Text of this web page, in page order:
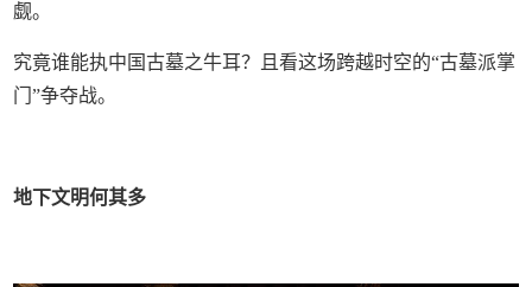
觑。
究竟谁能执中国古墓之牛耳？且看这场跨越时空的“古墓派掌
门”争夺战。
地下文明何其多